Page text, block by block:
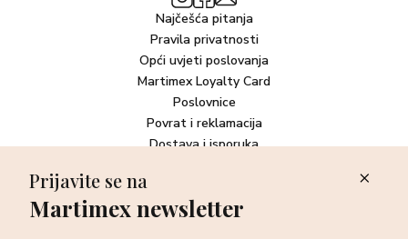
Najčešća pitanja
Pravila privatnosti
Opći uvjeti poslovanja
Martimex Loyalty Card
Poslovnice
Povrat i reklamacija
Dostava i isporuka
Newsletter
Prijavite se na
Martimex newsletter